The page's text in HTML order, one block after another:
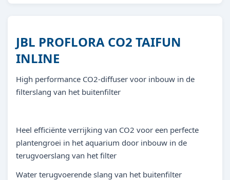
JBL PROFLORA CO2 TAIFUN
INLINE
High performance CO2-diffuser voor inbouw in de
filterslang van het buitenfilter
Heel efficiënte verrijking van CO2 voor een perfecte
plantengroei in het aquarium door inbouw in de
terugvoerslang van het filter
Water terugvoerende slang van het buitenfilter